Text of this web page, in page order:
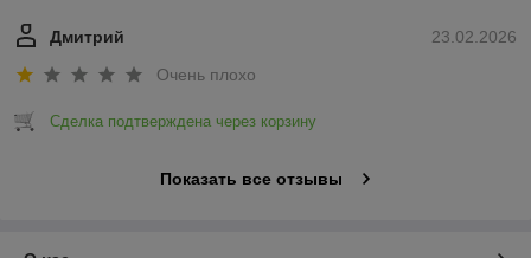
23.02.2026
Дмитрий
Очень плохо
Сделка подтверждена через корзину
Показать все отзывы